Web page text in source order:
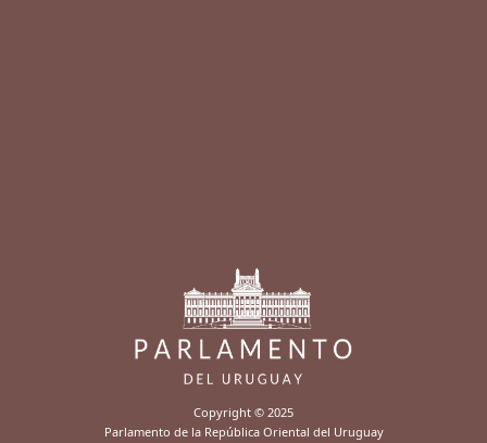
Copyright © 2025
Parlamento de la República Oriental del Uruguay